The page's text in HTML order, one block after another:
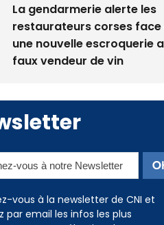
les restaurants
La gendarmerie alerte les
restaurateurs corses face à